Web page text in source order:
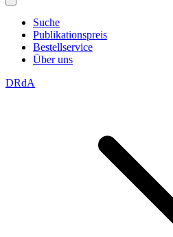
Suche
Publikationspreis
Bestellservice
Über uns
DRdA